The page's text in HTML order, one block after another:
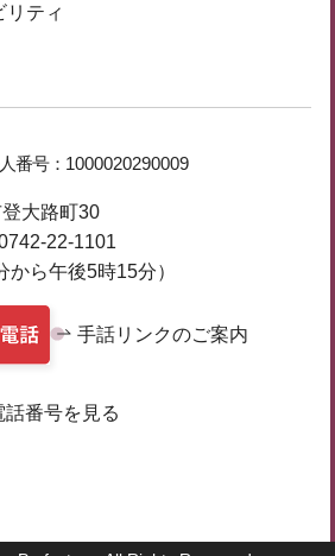
リティ
番号： 1000020290009
大路町30
22-1101
から午後5時15分）
手話リンクのご案内
番号を見る